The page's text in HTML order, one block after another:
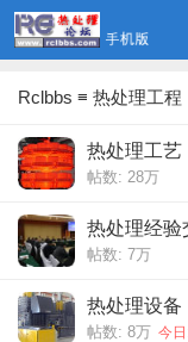
Rclbbs ≡ 热处理工程
热处理工艺
帖数: 28万
热处理经验
帖数: 7万
热处理设备
帖数: 8万 今